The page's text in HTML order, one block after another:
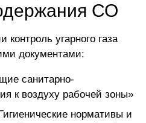
СО
контроль угарного газа
документами:
санитарно-
к воздуху рабочей зоны»
нормативы и